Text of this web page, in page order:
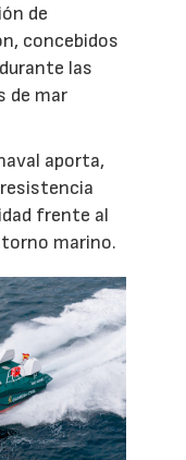
de
concebidos
las
de mar
aporta,
frente al
marino.